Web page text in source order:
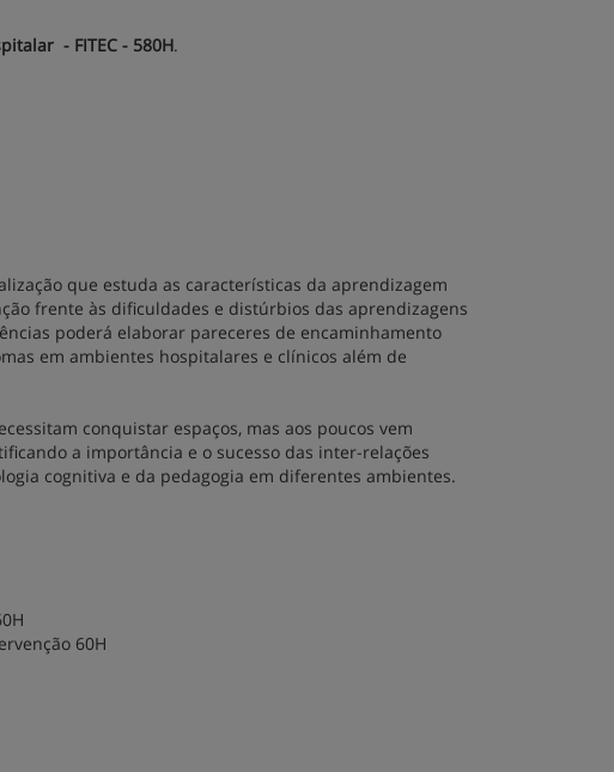
- FITEC - 580H.
que estuda as características da aprendizagem
frente às dificuldades e distúrbios das aprendizagens
poderá elaborar pareceres de encaminhamento
em ambientes hospitalares e clínicos além de
conquistar espaços, mas aos poucos vem
a importância e o sucesso das inter-relações
cognitiva e da pedagogia em diferentes ambientes.
60H